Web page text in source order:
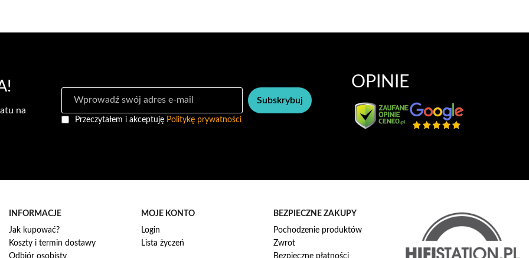
na
b
n
z
Subskrybuj
Przeczytałem i akceptuję Politykę prywatności
OPINIE
INFORMACJE
Jak kupować?
Koszty i termin dostawy
Odbiór osobisty
MOJE KONTO
Login
Lista życzeń
BEZPIECZNE ZAKUPY
Pochodzenie produktów
Zwrot
Bezpieczne płatności